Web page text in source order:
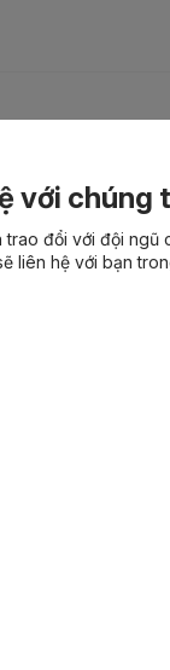
với chúng
đổi với đội ngũ
liên hệ với bạn